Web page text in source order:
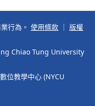
行為。 使用條款
版權
Chiao Tung University
位教學中心 (NYCU